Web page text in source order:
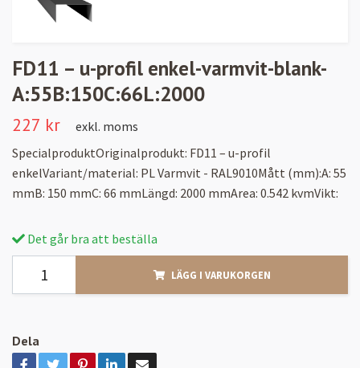
FD11 – u-profil enkel-varmvit-blank-
A:55B:150C:66L:2000
227 kr
exkl. moms
SpecialproduktOriginalprodukt: FD11 – u-profil
enkelVariant/material: PL Varmvit - RAL9010Mått (mm):A: 55
mmB: 150 mmC: 66 mmLängd: 2000 mmArea: 0.542 kvmVikt:
Det går bra att beställa
LÄGG I VARUKORGEN
Dela